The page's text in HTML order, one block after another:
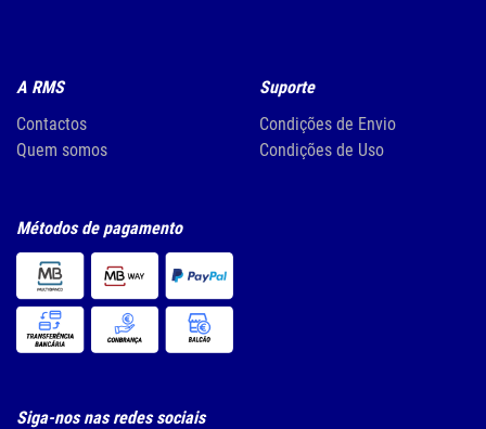
A RMS
Contactos
Quem somos
Suporte
Condições de Envio
Condições de Uso
Métodos de pagamento
Siga-nos nas redes sociais